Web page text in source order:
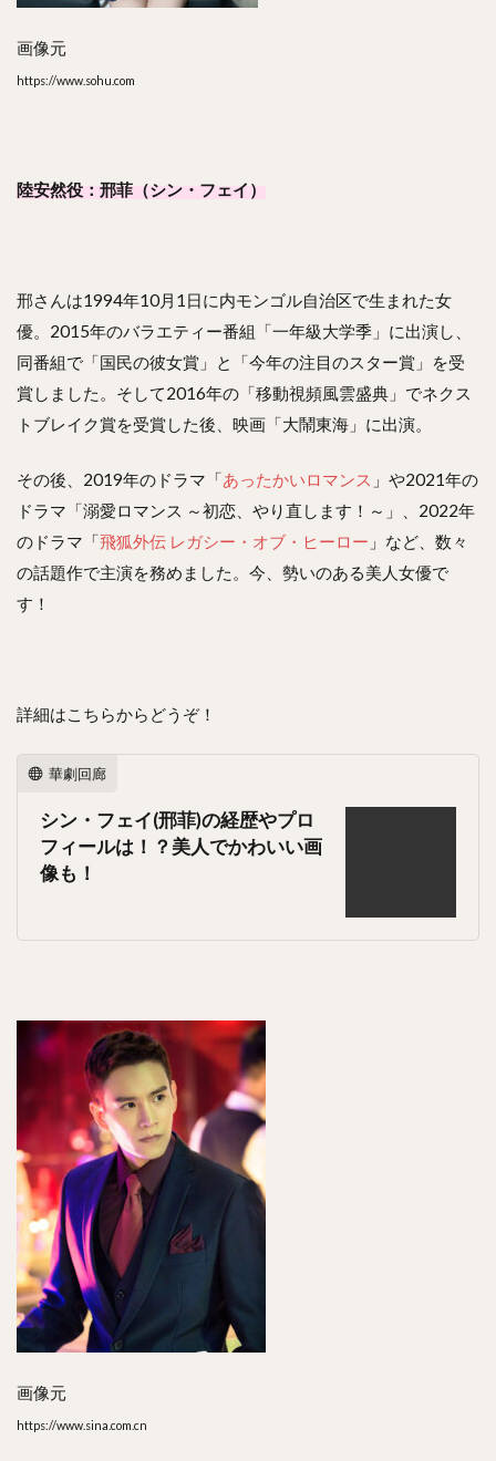
画像元
https://www.sohu.com
陸安然役：邢菲（シン・フェイ）
邢さんは1994年10月1日に内モンゴル自治区で生まれた女
優。2015年のバラエティー番組「一年級大学季」に出演し、
同番組で「国民の彼女賞」と「今年の注目のスター賞」を受
賞しました。そして2016年の「移動視頻風雲盛典」でネクス
トブレイク賞を受賞した後、映画「大鬧東海」に出演。
その後、2019年のドラマ「あったかいロマンス 」や2021年の
ドラマ「溺愛ロマンス ～初恋、やり直します！～」、2022年
のドラマ「飛狐外伝 レガシー・オブ・ヒーロー 」など、数々
の話題作で主演を務めました。今、勢いのある美人女優で
す！
詳細はこちらからどうぞ！
華劇回廊
シン・フェイ(邢菲)の経歴やプロ
フィールは！？美人でかわいい画
像も！
画像元
https://www.sina.com.cn